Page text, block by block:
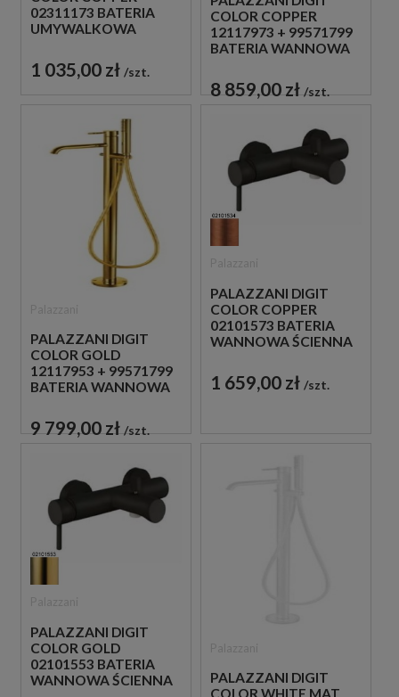
02311173 BATERIA
UMYWALKOWA
JEDNOUCHWYTOWA
MIEDZIANA
1 035,00 zł szt.
COLOR COPPER
12117973 + 99571799
BATERIA WANNOWA
MIEDZIANA
8 859,00 zł szt.
PALAZZANI DIGIT
COLOR GOLD
12117953 + 99571799
BATERIA WANNOWA
ZŁOTA
9 799,00 zł szt.
PALAZZANI DIGIT
COLOR COPPER
02101573 BATERIA
WANNOWA ŚCIENNA
MIEDZIANA
1 659,00 zł szt.
PALAZZANI DIGIT
COLOR GOLD
02101553 BATERIA
WANNOWA ŚCIENNA
PALAZZANI DIGIT
COLOR WHITE MAT